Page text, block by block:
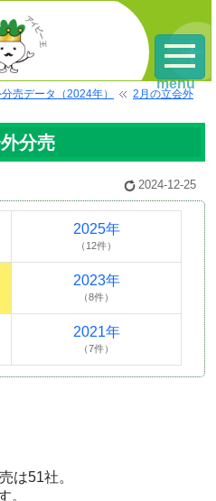
売データ（2024年）
2月の立会外
分売
2024-12-25
2025年
（12件）
2023年
（8件）
2021年
（7件）
は51社。
。
menu